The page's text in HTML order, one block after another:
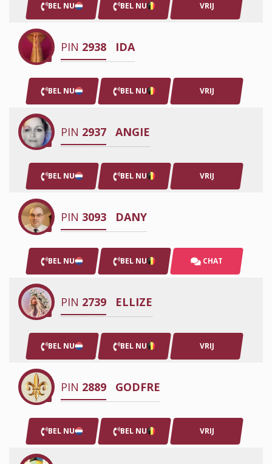
BEL NU BEL NU VRIJ
PIN 2938 IDA
BEL NU BEL NU VRIJ
PIN 2937 ANGIE
BEL NU BEL NU VRIJ
PIN 3093 DANY
BEL NU BEL NU CHAT
PIN 2739 ELLIZE
BEL NU BEL NU VRIJ
PIN 2889 GODFRE
BEL NU BEL NU VRIJ